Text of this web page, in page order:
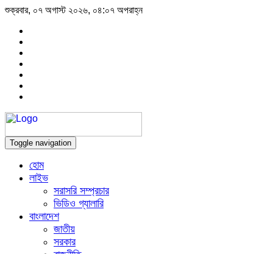
শুক্রবার, ০৭ অগাস্ট ২০২৬, ০৪:০৭ অপরাহ্ন
Toggle navigation
হোম
লাইভ
সরাসরি সম্প্রচার
ভিডিও গ্যালারি
বাংলাদেশ
জাতীয়
সরকার